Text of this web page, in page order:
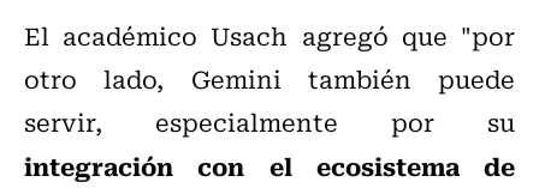
El académico Usach agregó que "por
otro lado, Gemini también puede
servir, especialmente por su
integración con el ecosistema de